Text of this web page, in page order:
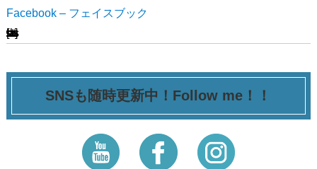
Facebook – フェイスブック
[ssba-buttons]
SNSも随時更新中！Follow me！！